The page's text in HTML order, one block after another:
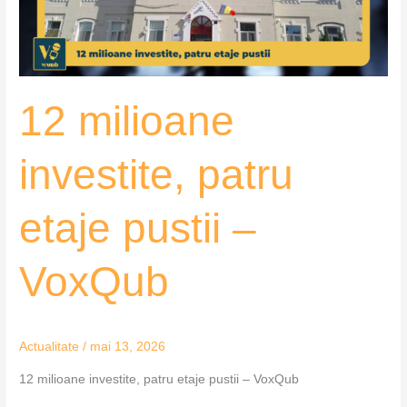
12 milioane
investite, patru
etaje pustii –
VoxQub
Actualitate / mai 13, 2026
12 milioane investite, patru etaje pustii – VoxQub
VoxQub